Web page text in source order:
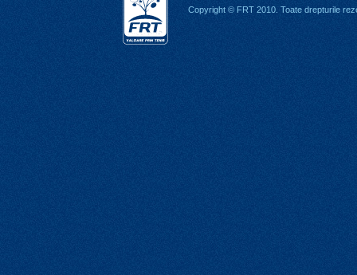
Copyright © FRT 2010. Toate drepturile